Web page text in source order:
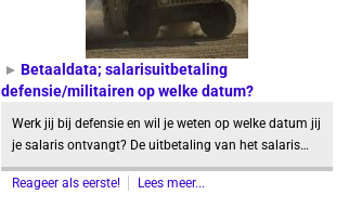
Betaaldata; salarisuitbetaling
defensie/militairen op welke datum?
Werk jij bij defensie en wil je weten op welke datum jij
je salaris ontvangt? De uitbetaling van het salaris…
Reageer als eerste! Lees meer...